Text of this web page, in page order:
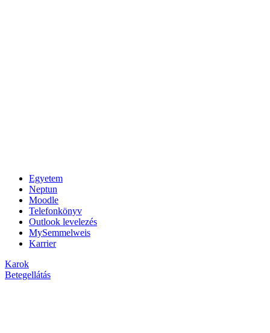
Egyetem
Neptun
Moodle
Telefonkönyv
Outlook levelezés
MySemmelweis
Karrier
Karok
Betegellátás